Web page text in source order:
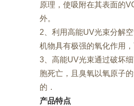
原理，使吸附在其表面的
外。
2、利用高能UV光束分解
机物具有极强的氧化作用
3、高能UV光束通过破坏
胞死亡，且臭氧以氧原子
的．
产品特点